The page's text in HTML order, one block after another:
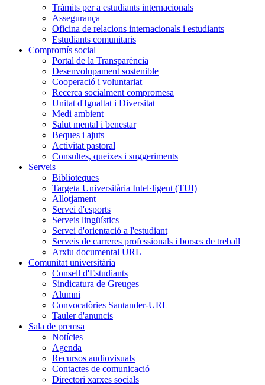
Tràmits per a estudiants internacionals
Assegurança
Oficina de relacions internacionals i estudiants
Estudiants comunitaris
Compromís social
Portal de la Transparència
Desenvolupament sostenible
Cooperació i voluntariat
Recerca socialment compromesa
Unitat d'Igualtat i Diversitat
Medi ambient
Salut mental i benestar
Beques i ajuts
Activitat pastoral
Consultes, queixes i suggeriments
Serveis
Biblioteques
Targeta Universitària Intel·ligent (TUI)
Allotjament
Servei d'esports
Serveis lingüístics
Servei d'orientació a l'estudiant
Serveis de carreres professionals i borses de treball
Arxiu documental URL
Comunitat universitària
Consell d'Estudiants
Sindicatura de Greuges
Alumni
Convocatòries Santander-URL
Tauler d'anuncis
Sala de premsa
Notícies
Agenda
Recursos audiovisuals
Contactes de comunicació
Directori xarxes socials